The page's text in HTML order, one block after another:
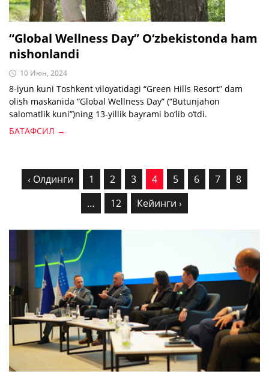
“Global Wellness Day” O‘zbekistonda ham
nishonlandi
10 Июн, 2024
8-iyun kuni Toshkent viloyatidagi “Green Hills Resort” dam
olish maskanida “Global Wellness Day” (“Butunjahon
salomatlik kuni”)ning 13-yillik bayrami bo‘lib o‘tdi.
БАТАФСИЛ →
‹ Олдинги 1 2 3 4 5 6 7
8
…
12 Кейинги ›